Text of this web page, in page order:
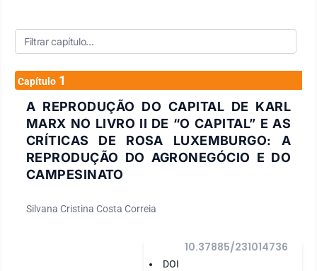
Capítulo 1
A REPRODUÇÃO DO CAPITAL DE KARL
MARX NO LIVRO II DE “O CAPITAL” E AS
CRÍTICAS DE ROSA LUXEMBURGO: A
REPRODUÇÃO DO AGRONEGÓCIO E DO
CAMPESINATO
Silvana Cristina Costa Correia
DOI
10.37885/231014736